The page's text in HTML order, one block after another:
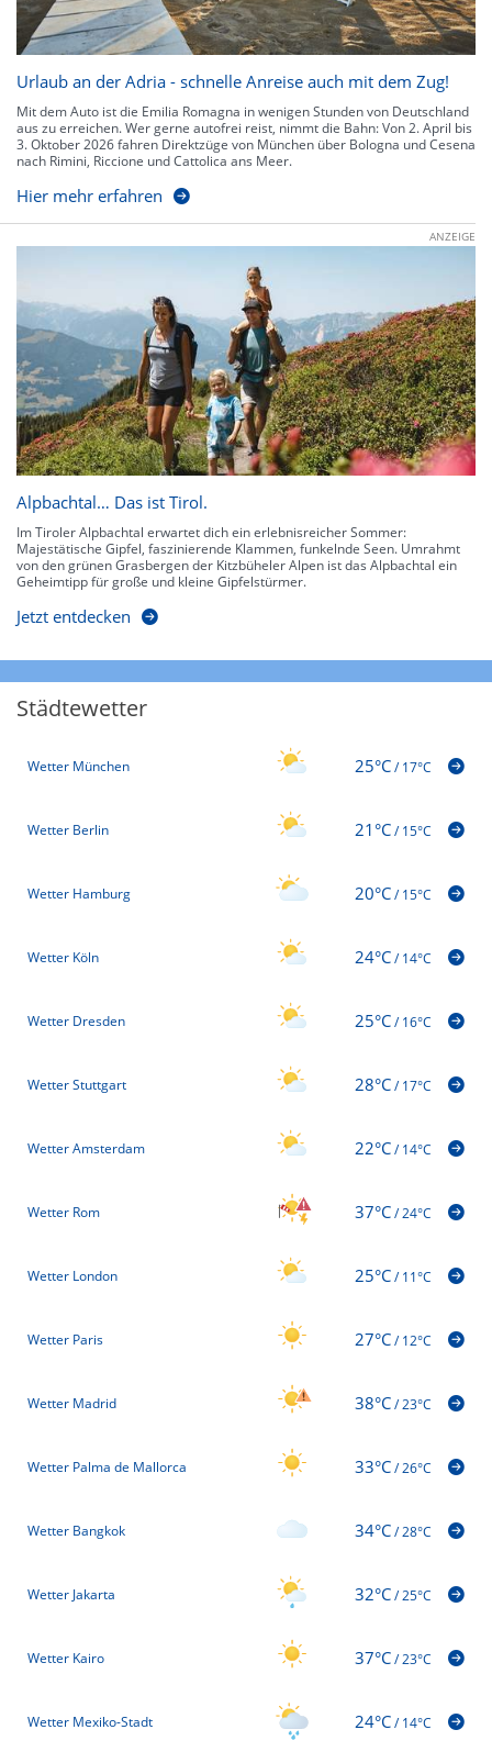
Urlaub an der Adria - schnelle Anreise auch mit dem Zug!
Mit dem Auto ist die Emilia Romagna in wenigen Stunden von Deutschland
aus zu erreichen. Wer gerne autofrei reist, nimmt die Bahn: Von 2. April bis
3. Oktober 2026 fahren Direktzüge von München über Bologna und Cesena
nach Rimini, Riccione und Cattolica ans Meer.
Hier mehr erfahren
ANZEIGE
Alpbachtal… Das ist Tirol.
Im Tiroler Alpbachtal erwartet dich ein erlebnisreicher Sommer:
Majestätische Gipfel, faszinierende Klammen, funkelnde Seen. Umrahmt
von den grünen Grasbergen der Kitzbüheler Alpen ist das Alpbachtal ein
Geheimtipp für große und kleine Gipfelstürmer.
Jetzt entdecken
Städtewetter
Wetter München 25°C/17°C
Wetter Berlin 21°C/15°C
Wetter Hamburg 20°C/15°C
Wetter Köln 24°C/14°C
Wetter Dresden 25°C/16°C
Wetter Stuttgart 28°C/17°C
Wetter Amsterdam 22°C/14°C
Wetter Rom 37°C/24°C
Wetter London 25°C/11°C
Wetter Paris 27°C/12°C
Wetter Madrid 38°C/23°C
Wetter Palma de Mallorca 33°C/26°C
Wetter Bangkok 34°C/28°C
Wetter Jakarta 32°C/25°C
Wetter Kairo 37°C/23°C
Wetter Mexiko-Stadt 24°C/14°C